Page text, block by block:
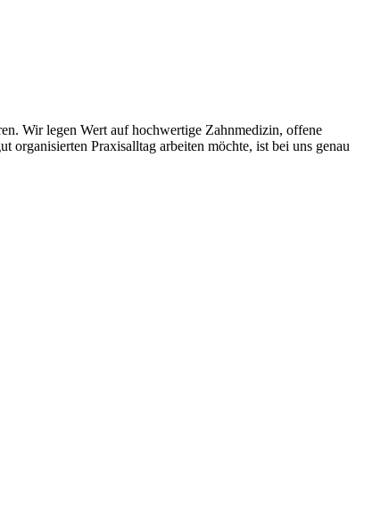
Wir legen Wert auf hochwertige Zahnmedizin, offene
Praxisalltag arbeiten möchte, ist bei uns genau